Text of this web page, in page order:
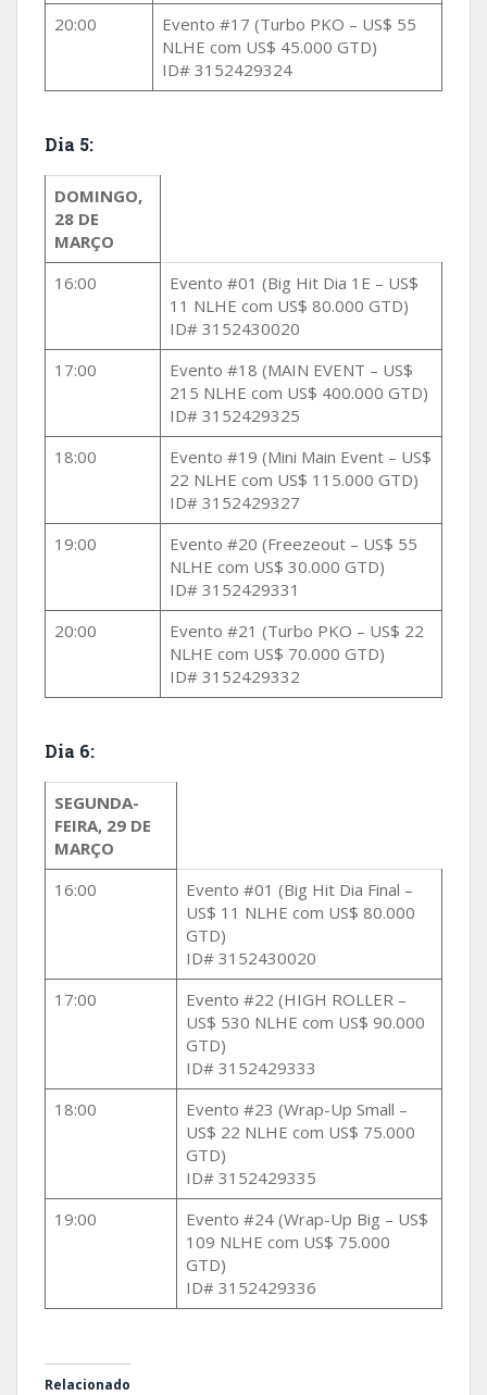
20:00
Evento #17 (Turbo PKO – US$ 55
NLHE com US$ 45.000 GTD)
ID# 3152429324
Dia 5:
DOMINGO,
28 DE
MARÇO
16:00
Evento #01 (Big Hit Dia 1E – US$
11 NLHE com US$ 80.000 GTD)
ID# 3152430020
17:00
Evento #18 (MAIN EVENT – US$
215 NLHE com US$ 400.000 GTD)
ID# 3152429325
18:00
Evento #19 (Mini Main Event – US$
22 NLHE com US$ 115.000 GTD)
ID# 3152429327
19:00
Evento #20 (Freezeout – US$ 55
NLHE com US$ 30.000 GTD)
ID# 3152429331
20:00
Evento #21 (Turbo PKO – US$ 22
NLHE com US$ 70.000 GTD)
ID# 3152429332
Dia 6:
SEGUNDA-
FEIRA, 29 DE
MARÇO
16:00
Evento #01 (Big Hit Dia Final –
US$ 11 NLHE com US$ 80.000
GTD)
ID# 3152430020
17:00
Evento #22 (HIGH ROLLER –
US$ 530 NLHE com US$ 90.000
GTD)
ID# 3152429333
18:00
Evento #23 (Wrap-Up Small –
US$ 22 NLHE com US$ 75.000
GTD)
ID# 3152429335
19:00
Evento #24 (Wrap-Up Big – US$
109 NLHE com US$ 75.000
GTD)
ID# 3152429336
Relacionado